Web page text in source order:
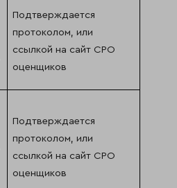
Подтверждается
протоколом, или
ссылкой на сайт СРО
оценщиков
Подтверждается
протоколом, или
ссылкой на сайт СРО
оценщиков